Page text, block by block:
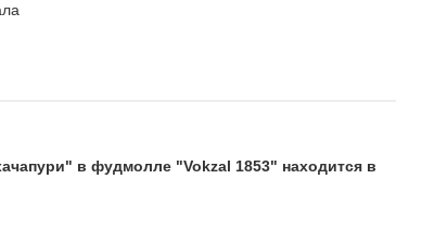
в фудмолле "Vokzal 1853" находится в